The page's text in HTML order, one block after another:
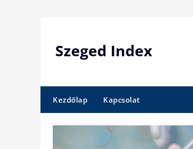
Szeged Index
Kezdőlap Kapcsolat